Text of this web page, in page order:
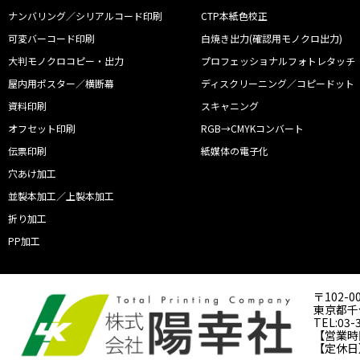
ナンバリング／シリアルコード印刷
可変バーコード印刷
大判モノクロコピー・出力
屋内用ポスター／横断幕
資料印刷
オフセット印刷
伝票印刷
穴あけ加工
並製本加工／上製本加工
折り加工
PP加工
CTP本紙色校正
白焼き出力(確認用モノクロ出力)
プロフェッショナルフォトレタッチ
ディスクリーニング／コピードット
スキャニング
RGB→CMYKコンバート
紙媒体の電子化
〒102-
東京都
TEL:03-
【営業
【定休